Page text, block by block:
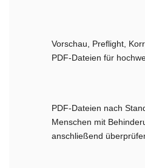
Vorschau, Preflight,
PDF-Dateien für
PDF-Dateien nach
Menschen mit
anschließend